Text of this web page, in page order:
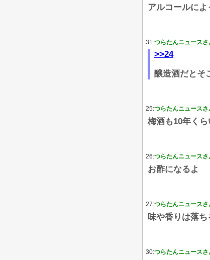
アルコールに
31:つらたんニュースさ
>>24
醸造酒だとそ
25:つらたんニュースさ
梅酒も10年く
26:つらたんニュースさ
お酢になるよ
27:つらたんニュースさ
味や香りは落
30:つらたんニュースさ